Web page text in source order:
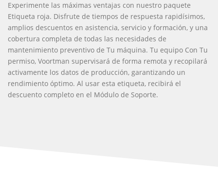
Experimente las máximas ventajas con nuestro paquete
Etiqueta roja. Disfrute de tiempos de respuesta rapidísimos,
amplios descuentos en asistencia, servicio y formación, y una
cobertura completa de todas las necesidades de
mantenimiento preventivo de Tu máquina. Tu equipo Con Tu
permiso, Voortman supervisará de forma remota y recopilará
activamente los datos de producción, garantizando un
rendimiento óptimo. Al usar esta etiqueta, recibirá el
descuento completo en el Módulo de Soporte.